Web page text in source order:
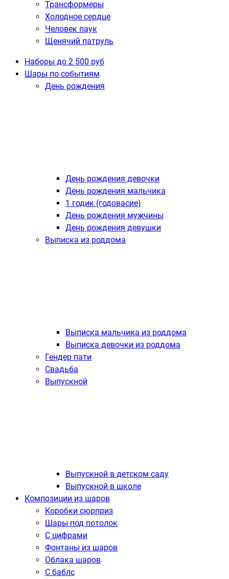
Трансформеры
Холодное сердце
Человек паук
Щенячий патруль
Наборы до 2 500 руб
Шары по событиям
День рождения
День рождения девочки
День рождения мальчика
1 годик (годовасие)
День рождения мужчины
День рождения девушки
Выписка из роддома
Выписка мальчика из роддома
Выписка девочки из роддома
Гендер пати
Свадьба
Выпускной
Выпускной в детском саду
Выпускной в школе
Композиции из шаров
Коробки сюрприз
Шары под потолок
С цифрами
Фонтаны из шаров
Облака шаров
С баблс